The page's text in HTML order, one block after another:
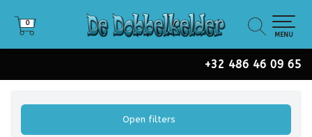
+32 486 46 09 65
0
0
MENU
Open filters